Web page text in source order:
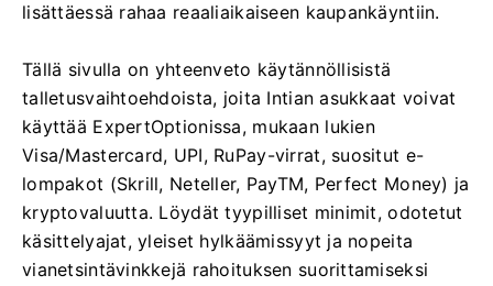
lisättäessä rahaa reaaliaikaiseen kaupankäyntiin.
Tällä sivulla on yhteenveto käytännöllisistä
talletusvaihtoehdoista, joita Intian asukkaat voivat
käyttää ExpertOptionissa, mukaan lukien
Visa/Mastercard, UPI, RuPay-virrat, suositut e-
lompakot (Skrill, Neteller, PayTM, Perfect Money) ja
kryptovaluutta. Löydät tyypilliset minimit, odotetut
käsittelyajat, yleiset hylkäämissyyt ja nopeita
vianetsintävinkkejä rahoituksen suorittamiseksi